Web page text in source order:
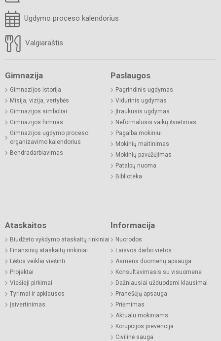
Ugdymo proceso kalendorius
Valgiaraštis
Gimnazija
Gimnazijos istorija
Misija, vizija, vertybės
Gimnazijos simboliai
Gimnazijos himnas
Gimnazijos ugdymo proceso
organizavimo kalendorius
Bendradarbiavimas
Paslaugos
Pagrindinis ugdymas
Vidurinis ugdymas
Įtraukusis ugdymas
Neformalusis vaikų švietimas
Pagalba mokiniui
Mokinių maitinimas
Mokinių pavėžėjimas
Patalpų nuoma
Biblioteka
Ataskaitos
Biudžeto vykdymo ataskaitų rinkiniai
Finansinių ataskaitų rinkiniai
Lėšos veiklai viešinti
Projektai
Viešieji pirkimai
Tyrimai ir apklausos
Įsivertinimas
Informacija
Nuorodos
Laisvos darbo vietos
Asmens duomenų apsauga
Konsultavimasis su visuomene
Dažniausiai užduodami klausimai
Pranešėjų apsauga
Priėmimas
Aktualu mokiniams
Korupcijos prevencija
Civilinė sauga